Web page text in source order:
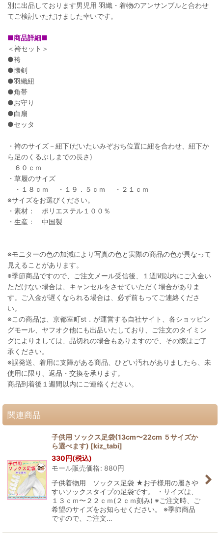
別に出品しております男児用 羽織・着物のアンサンブルと合わせ
てご検討いただけました幸いです。
■商品詳細■
＜袴セット＞
●袴
●懐剣
●羽織紐
●角帯
●お守り
●白扇
●セッタ
・袴のサイズ－紐下(だいたいみぞおち位置に紐を合わせ、紐下か
ら足のくるぶしまでの長さ)
６０ｃｍ
・草履のサイズ
・１８ｃｍ ・１９．５ｃｍ ・２１ｃｍ
※サイズをお選びください。
・素材： ポリエステル１００％
・生産： 中国製
※モニターの色の加減により写真の色と実際の商品の色が異なって
見えることがあります。
※季節商品ですので、ご注文メール受信後、１週間以内にご入金い
ただけない場合は、キャンセルをさせていただく場合がありま
す。ご入金が遅くなられる場合は、必ず前もってご連絡くださ
い。
※この商品は、京都室町st．が運営する自社サイト、各ショッピン
グモール、ヤフオク他にも出品いたしており、ご注文のタイミン
グによりましては、品切れの場合もありますので、その際はご了
承ください。
※誤発送、着用に支障がある商品、ひどい汚れがありましたら、未
使用に限り、返品・交換を承ります。
商品到着後１週間以内にご連絡ください。
関連商品
子供用 ソックス足袋(13cm〜22cm ５サイズか
ら選べます) [kiz_tabi]
330円(税込)
モール販売価格: 880円
子供着物用 ソックス足袋 ★お子様用の履きや
すいソックスタイプの足袋です。 ・サイズは、
１３ｃｍ〜２２ｃｍ(２ｃｍ刻み) ※ご注文時、ご
希望のサイズをお知らせください。 ※季節商品
ですので、ご注文…